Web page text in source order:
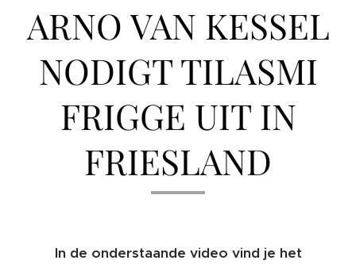
ARNO VAN KESSEL
NODIGT TILASMI
FRIGGE UIT IN
FRIESLAND
In de onderstaande video vind je het